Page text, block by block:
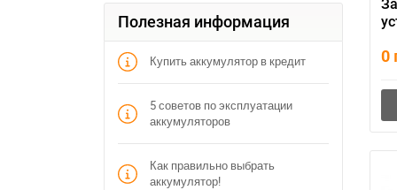
Полезная информация
Купить аккумулятор в кредит
5 советов по эксплуатации
аккумуляторов
Как правильно выбрать
аккумулятор!
0